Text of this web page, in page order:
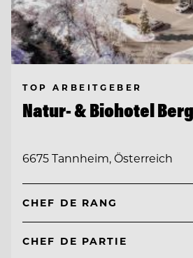
TOP ARBEITGEBER
Natur- & Biohotel
6675 Tannheim, Österreich
CHEF DE RANG
CHEF DE PARTIE